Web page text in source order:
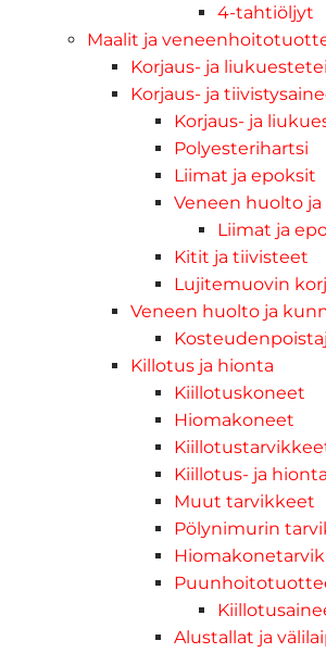
4-tahtiöljyt
Maalit ja
Korjaus- ja
Korjaus- ja
Korjaus- ja
Polyesterihartsi
Liimat ja epoksit
Veneen huolto
Liimat ja
Kitit ja tiivisteet
Lujitemuovin
Veneen huolto ja
Killotus ja hionta
Kiillotuskoneet
Hiomakoneet
Kiillotus- ja
Muut tarvikkeet
Pölynimurin
Alustallat ja